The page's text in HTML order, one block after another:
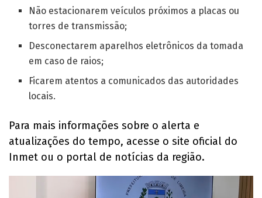
Não estacionarem veículos próximos a placas ou
torres de transmissão;
Desconectarem aparelhos eletrônicos da tomada
em caso de raios;
Ficarem atentos a comunicados das autoridades
locais.
Para mais informações sobre o alerta e
atualizações do tempo, acesse o site oficial do
Inmet ou o portal de notícias da região.